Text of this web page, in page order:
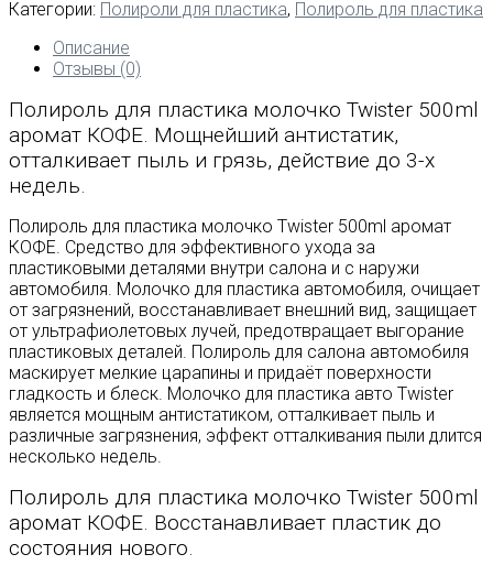
пластика
молочко
500ml
аромат
Мощный
антистатик.
пластик.
Длительный
эффект.
Категории: Полироли для пластика, Полироль для пластика
Описание
Отзывы (0)
Полироль для пластика молочко Twister 500ml
аромат КОФЕ. Мощнейший антистатик,
отталкивает пыль и грязь, действие до 3-х
недель.
Полироль для пластика молочко Twister 500ml аромат
КОФЕ. Средство для эффективного ухода за
пластиковыми деталями внутри салона и с наружи
автомобиля. Молочко для пластика автомобиля, очищает
от загрязнений, восстанавливает внешний вид, защищает
от ультрафиолетовых лучей, предотвращает выгорание
пластиковых деталей. Полироль для салона автомобиля
маскирует мелкие царапины и придаёт поверхности
гладкость и блеск. Молочко для пластика авто Twister
является мощным антистатиком, отталкивает пыль и
различные загрязнения, эффект отталкивания пыли длится
несколько недель.
Полироль для пластика молочко Twister 500ml
аромат КОФЕ. Восстанавливает пластик до
состояния нового.